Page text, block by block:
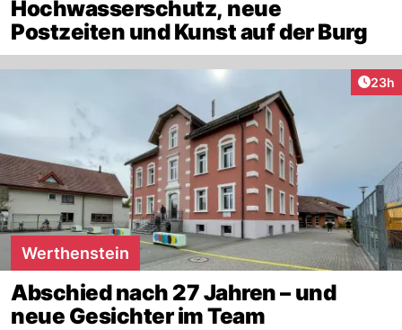
Hochwasserschutz, neue
Postzeiten und Kunst auf der Burg
23h
Werthenstein
Abschied nach 27 Jahren – und
neue Gesichter im Team